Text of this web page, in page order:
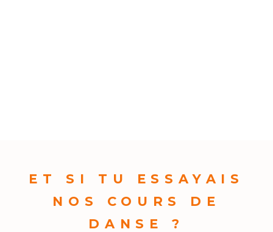
ET SI TU ESSAYAIS
NOS COURS DE
DANSE ?